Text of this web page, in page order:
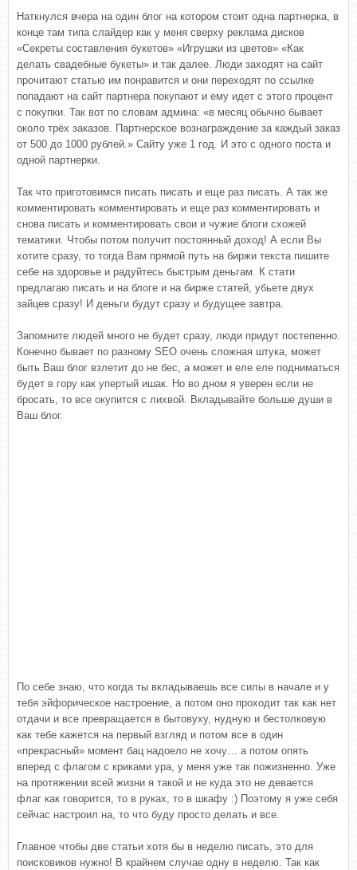
Наткнулся вчера на один блог на котором стоит одна партнерка, в
конце там типа слайдер как у меня сверху реклама дисков
«Секреты составления букетов» «Игрушки из цветов» «Как
делать свадебные букеты» и так далее. Люди заходят на сайт
прочитают статью им понравится и они переходят по ссылке
попадают на сайт партнера покупают и ему идет с этого процент
с покупки. Так вот по словам админа: «в месяц обычно бывает
около трёх заказов. Партнерское вознаграждение за каждый заказ
от 500 до 1000 рублей.» Сайту уже 1 год. И это с одного поста и
одной партнерки.
Так что приготовимся писать писать и еще раз писать. А так же
комментировать комментировать и еще раз комментировать и
снова писать и комментировать свои и чужие блоги схожей
тематики. Чтобы потом получит постоянный доход! А если Вы
хотите сразу, то тогда Вам прямой путь на биржи текста пишите
себе на здоровье и радуйтесь быстрым деньгам. К стати
предлагаю писать и на блоге и на бирже статей, убьете двух
зайцев сразу! И деньги будут сразу и будущее завтра.
Запомните людей много не будет сразу, люди придут постепенно.
Конечно бывает по разному SEO очень сложная штука, может
быть Ваш блог взлетит до не бес, а может и еле еле подниматься
будет в гору как упертый ишак. Но во дном я уверен если не
бросать, то все окупится с лихвой. Вкладывайте больше души в
Ваш блог.
По себе знаю, что когда ты вкладываешь все силы в начале и у
тебя эйфорическое настроение, а потом оно проходит так как нет
отдачи и все превращается в бытовуху, нудную и бестолковую
как тебе кажется на первый взгляд и потом все в один
«прекрасный» момент бац надоело не хочу… а потом опять
вперед с флагом с криками ура, у меня уже так пожизненно. Уже
на протяжении всей жизни я такой и не куда это не девается
флаг как говорится, то в руках, то в шкафу :) Поэтому я уже себя
сейчас настроил на, то что буду просто делать и все.
Главное чтобы две статьи хотя бы в неделю писать, это для
поисковиков нужно! В крайнем случае одну в неделю. Так как